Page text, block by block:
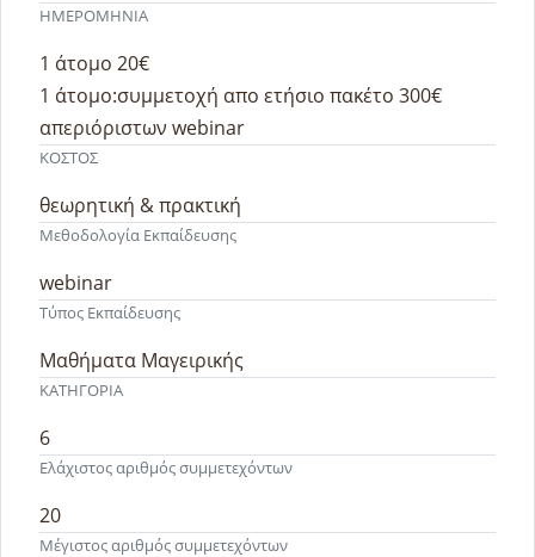
ΗΜΕΡΟΜΗΝΙΑ
ΚΟΣΤΟΣ
1 άτομο 20€
1 άτομο:συμμετοχή απο ετήσιο πακέτο 300€
απεριόριστων webinar
Μεθοδολογία Εκπαίδευσης
θεωρητική & πρακτική
Τύπος Εκπαίδευσης
webinar
ΚΑΤΗΓΟΡΙΑ
Μαθήματα Μαγειρικής
Ελάχιστος αριθμός συμμετεχόντων
6
Μέγιστος αριθμός συμμετεχόντων
20